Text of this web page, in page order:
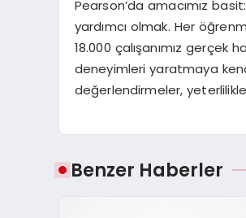
Pearson’da amacımız
yardımcı olmak. Her
18.000 çalışanımız
deneyimleri yaratmaya
değerlendirmeler,
Benzer Haberler